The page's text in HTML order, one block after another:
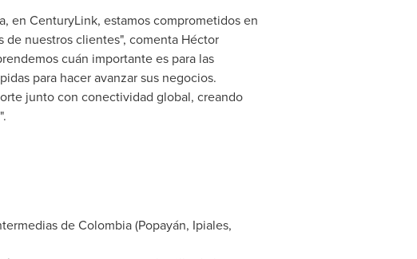
en CenturyLink, estamos comprometidos en
de nuestros clientes", comenta Héctor
cuán importante es para las
para hacer avanzar sus negocios.
junto con conectividad global, creando
deColombia(Popayán, Ipiales,